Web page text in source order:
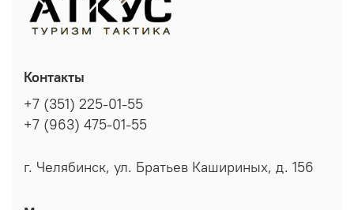
Контакты
+7 (351) 225-01-55
+7 (963) 475-01-55
г. Челябинск, ул. Братьев Кашириных, д. 156